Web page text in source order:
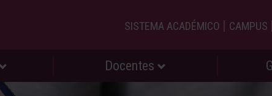
SISTEMA ACADÉMICO | CAMPUS |
Docentes